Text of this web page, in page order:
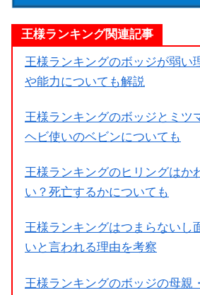
王様ランキング関連記事
王様ランキングのボッジが弱い
や能力についても解説
王様ランキングのボッジとミツ
ヘビ使いのベビンについても
王様ランキングのヒリングはか
い？死亡するかについても
王様ランキングはつまらないし
いと言われる理由を考察
王様ランキングのボッジの母親